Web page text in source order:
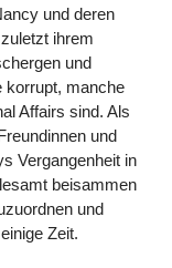
und deren
ihrem
und
korrupt, manche
Affairs sind. Als
und
Vergangenheit in
beisammen
und
Zeit.